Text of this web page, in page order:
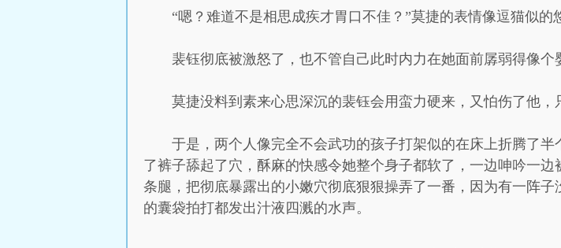
“嗯？难道不是相思成疾才胃口不佳？”莫捷的表情像逗猫似的
裴钰彻底被激怒了，也不管自己此时内力在她面前孱弱得像个
莫捷没料到素来心思深沉的裴钰会用蛮力硬来，又怕伤了他，
于是，两个人像完全不会武功的孩子打架似的在床上折腾了
了裤子舔起了穴，酥麻的快感令她整个身子都软了，一边呻吟一
条腿，把彻底暴露出的小嫩穴彻底狠狠操弄了一番，因为有一阵
的囊袋拍打都发出汁液四溅的水声。